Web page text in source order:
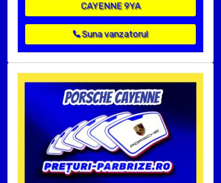
CAYENNE 9YA
Suna vanzatorul